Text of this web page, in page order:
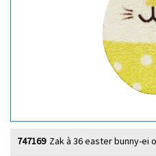
Zak à 36 easter bunny-ei
747169